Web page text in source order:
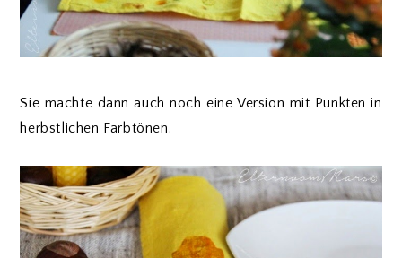
Sie machte dann auch noch eine Version mit Punkten in
herbstlichen Farbtönen.